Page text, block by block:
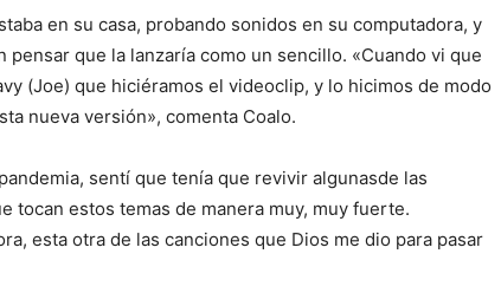
en su casa, probando sonidos en su computadora, y
pensar que la lanzaría como un sencillo. «Cuando vi que
(Joe) que hiciéramos el videoclip, y lo hicimos de modo
nueva versión», comenta Coalo.
sentí que tenía que revivir algunasde las
tocan estos temas de manera muy, muy fuerte.
esta otra de las canciones que Dios me dio para pasar